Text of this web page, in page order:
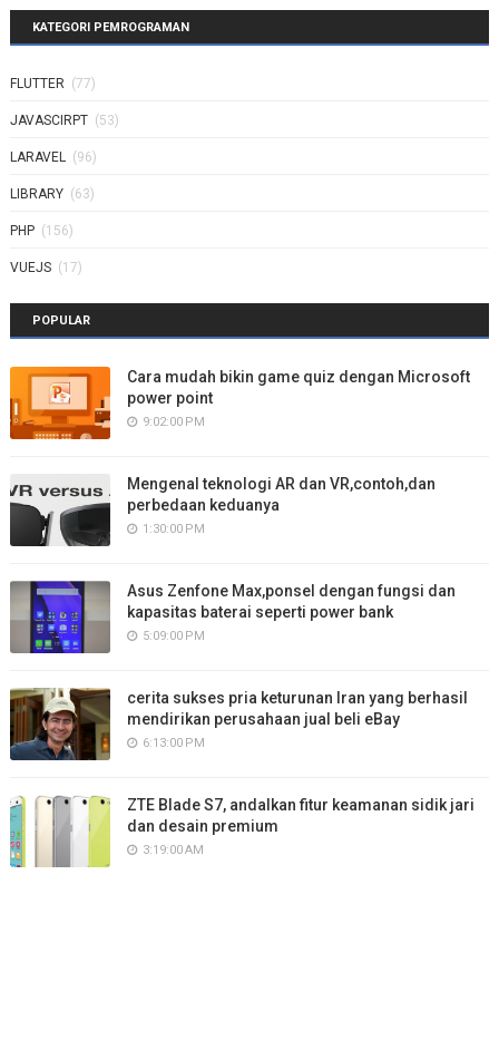
KATEGORI PEMROGRAMAN
FLUTTER (77)
JAVASCIRPT (53)
LARAVEL (96)
LIBRARY (63)
PHP (156)
VUEJS (17)
POPULAR
Cara mudah bikin game quiz dengan Microsoft
power point
9:02:00 PM
Mengenal teknologi AR dan VR,contoh,dan
perbedaan keduanya
1:30:00 PM
Asus Zenfone Max,ponsel dengan fungsi dan
kapasitas baterai seperti power bank
5:09:00 PM
cerita sukses pria keturunan Iran yang berhasil
mendirikan perusahaan jual beli eBay
6:13:00 PM
ZTE Blade S7, andalkan fitur keamanan sidik jari
dan desain premium
3:19:00 AM